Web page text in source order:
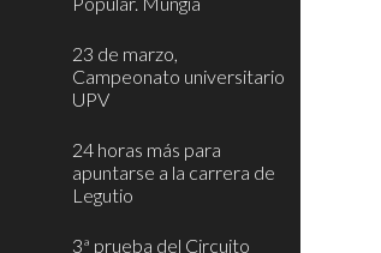
23 de marzo,
Campeonato universitario
UPV
24 horas más para
apuntarse a la carrera de
Legutio
3ª prueba del Circuito